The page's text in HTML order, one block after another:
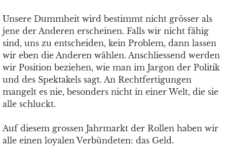
Unsere Dummheit wird bestimmt nicht grösser als
jene der Anderen erscheinen. Falls wir nicht fähig
sind, uns zu entscheiden, kein Problem, dann lassen
wir eben die Anderen wählen. Anschliessend werden
wir Position beziehen, wie man im Jargon der Politik
und des Spektakels sagt. An Rechtfertigungen
mangelt es nie, besonders nicht in einer Welt, die sie
alle schluckt.
Auf diesem grossen Jahrmarkt der Rollen haben wir
alle einen loyalen Verbündeten: das Geld.